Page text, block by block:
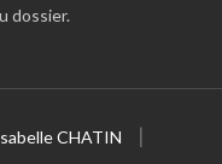
dossier.
CHATIN